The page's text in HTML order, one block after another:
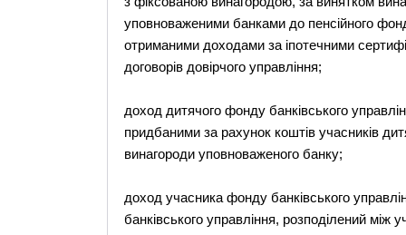
уповноваженими банками до пенсійного
отриманими доходами за іпотечними
договорів довірчого управління;
доход дитячого фонду банківського
придбаними за рахунок коштів учасників
винагороди уповноваженого банку;
доход учасника фонду банківського
банківського управління, розподілений між